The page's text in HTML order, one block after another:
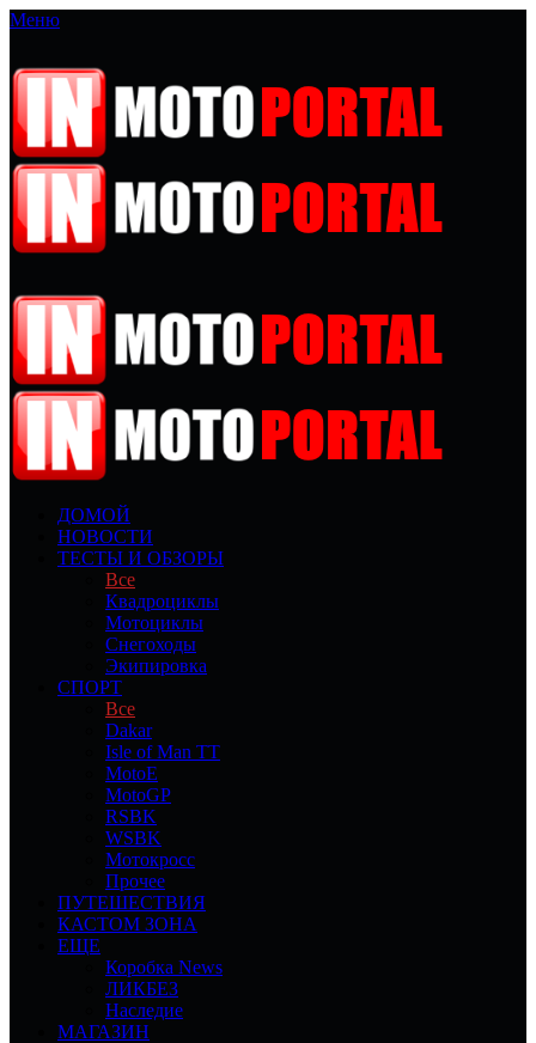
Меню
ДОМОЙ
НОВОСТИ
ТЕСТЫ И ОБЗОРЫ
Все
Квадроциклы
Мотоциклы
Снегоходы
Экипировка
СПОРТ
Все
Dakar
Isle of Man TT
MotoE
MotoGP
RSBK
WSBK
Мотокросс
Прочее
ПУТЕШЕСТВИЯ
КАСТОМ ЗОНА
ЕЩЕ
Коробка News
ЛИКБЕЗ
Наследие
МАГАЗИН